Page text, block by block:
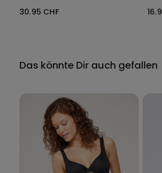
30.95 CHF
Das könnte Dir auch gefallen